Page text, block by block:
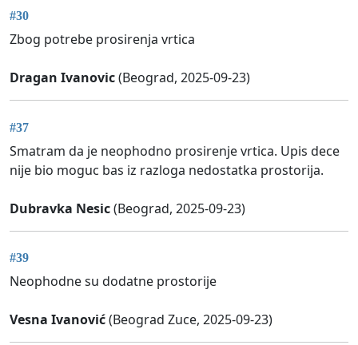
#30
Zbog potrebe prosirenja vrtica
Dragan Ivanovic(Beograd, 2025-09-23)
#37
Smatram da je neophodno prosirenje vrtica. Upis dece
nije bio moguc bas iz razloga nedostatka prostorija.
Dubravka Nesic(Beograd, 2025-09-23)
#39
Neophodne su dodatne prostorije
Vesna Ivanović(Beograd Zuce, 2025-09-23)